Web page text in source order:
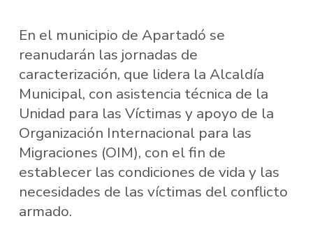
En el municipio de Apartadó se
reanudarán las jornadas de
caracterización, que lidera la Alcaldía
Municipal, con asistencia técnica de la
Unidad para las Víctimas y apoyo de la
Organización Internacional para las
Migraciones (OIM), con el fin de
establecer las condiciones de vida y las
necesidades de las víctimas del conflicto
armado.